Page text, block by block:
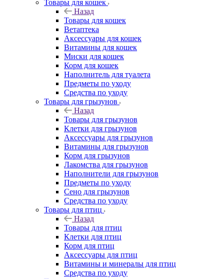
Товары для кошек
Назад
Товары для кошек
Ветаптека
Аксессуары для кошек
Витамины для кошек
Миски для кошек
Корм для кошек
Наполнитель для туалета
Предметы по уходу
Средства по уходу
Товары для грызунов
Назад
Товары для грызунов
Клетки для грызунов
Аксессуары для грызунов
Витамины для грызунов
Корм для грызунов
Лакомства для грызунов
Наполнители для грызунов
Предметы по уходу
Сено для грызунов
Средства по уходу
Товары для птиц
Назад
Товары для птиц
Клетки для птиц
Корм для птиц
Аксессуары для птиц
Витамины и минералы для птиц
Средства по уходу